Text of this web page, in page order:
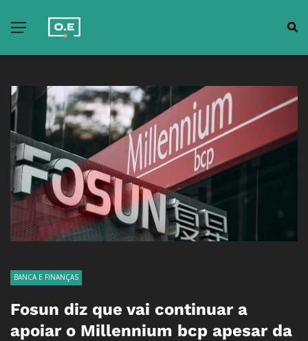
BANCA E FINANÇAS
Fosun diz que vai continuar a
apoiar o Millennium bcp apesar da